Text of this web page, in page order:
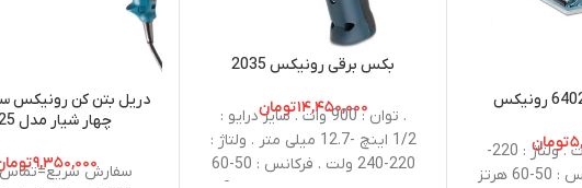
تومان
. توان : 220 وات . ولتاژ : 220-
240 ولت . فرکانس : 50-60 هرتز
بکس برقی رونیکس 2035
۱۴,۴۵۰,۰۰۰تومان
. توان : 900 وات . سایز درایو :
1/2 اینچ -12.7 میلی متر . ولتاژ :
220-240 ولت . فرکانس : 50-60
دریل بتن کن رونیکس
چهار شیار مدل 2725
۹,۳۵۰,۰۰۰سفارش